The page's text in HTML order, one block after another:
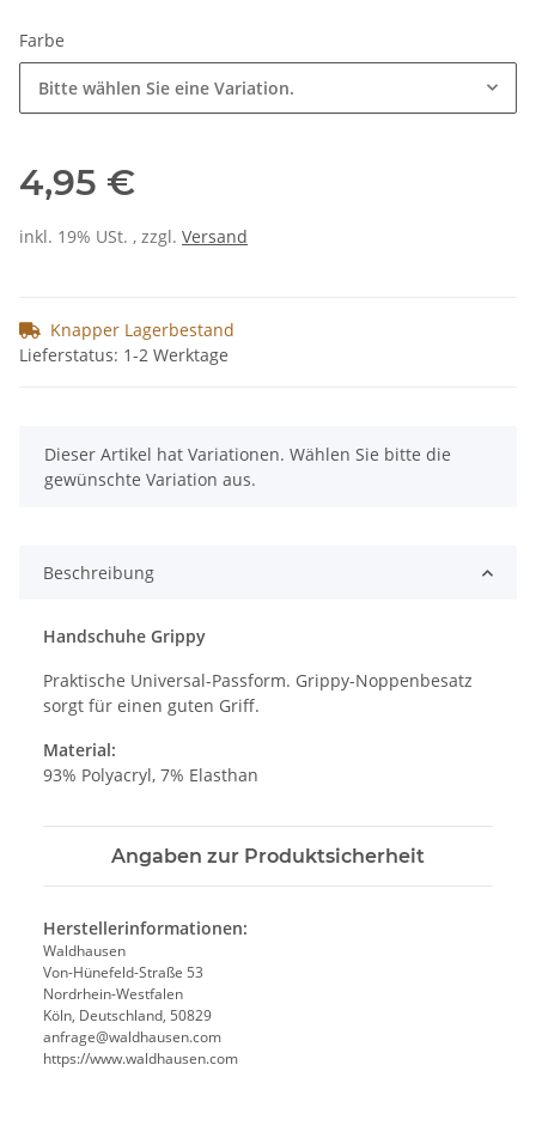
Farbe
Bitte wählen Sie eine Variation.
4,95 €
inkl. 19% USt. , zzgl. Versand
Knapper Lagerbestand
Lieferstatus: 1-2 Werktage
x
Dieser Artikel hat Variationen. Wählen Sie bitte die
gewünschte Variation aus.
Beschreibung
Handschuhe Grippy
Praktische Universal-Passform. Grippy-Noppenbesatz
sorgt für einen guten Griff.
Material:
93% Polyacryl, 7% Elasthan
Angaben zur Produktsicherheit
Herstellerinformationen:
Waldhausen
Von-Hünefeld-Straße 53
Nordrhein-Westfalen
Köln, Deutschland, 50829
anfrage@waldhausen.com
https://www.waldhausen.com